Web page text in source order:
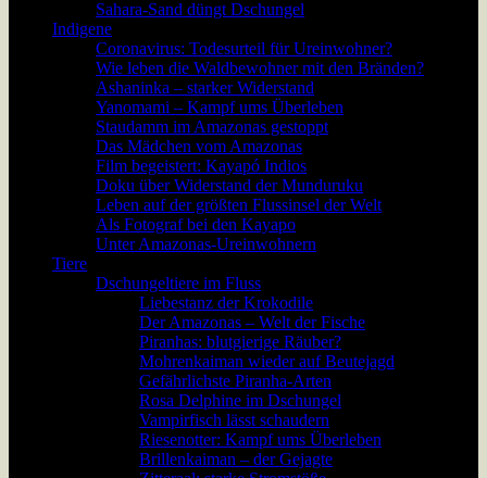
Sahara-Sand düngt Dschungel
Indigene
Coronavirus: Todesurteil für Ureinwohner?
Wie leben die Waldbewohner mit den Bränden?
Ashaninka – starker Widerstand
Yanomami – Kampf ums Überleben
Staudamm im Amazonas gestoppt
Das Mädchen vom Amazonas
Film begeistert: Kayapó Indios
Doku über Widerstand der Munduruku
Leben auf der größten Flussinsel der Welt
Als Fotograf bei den Kayapo
Unter Amazonas-Ureinwohnern
Tiere
Dschungeltiere im Fluss
Liebestanz der Krokodile
Der Amazonas – Welt der Fische
Piranhas: blutgierige Räuber?
Mohrenkaiman wieder auf Beutejagd
Gefährlichste Piranha-Arten
Rosa Delphine im Dschungel
Vampirfisch lässt schaudern
Riesenotter: Kampf ums Überleben
Brillenkaiman – der Gejagte